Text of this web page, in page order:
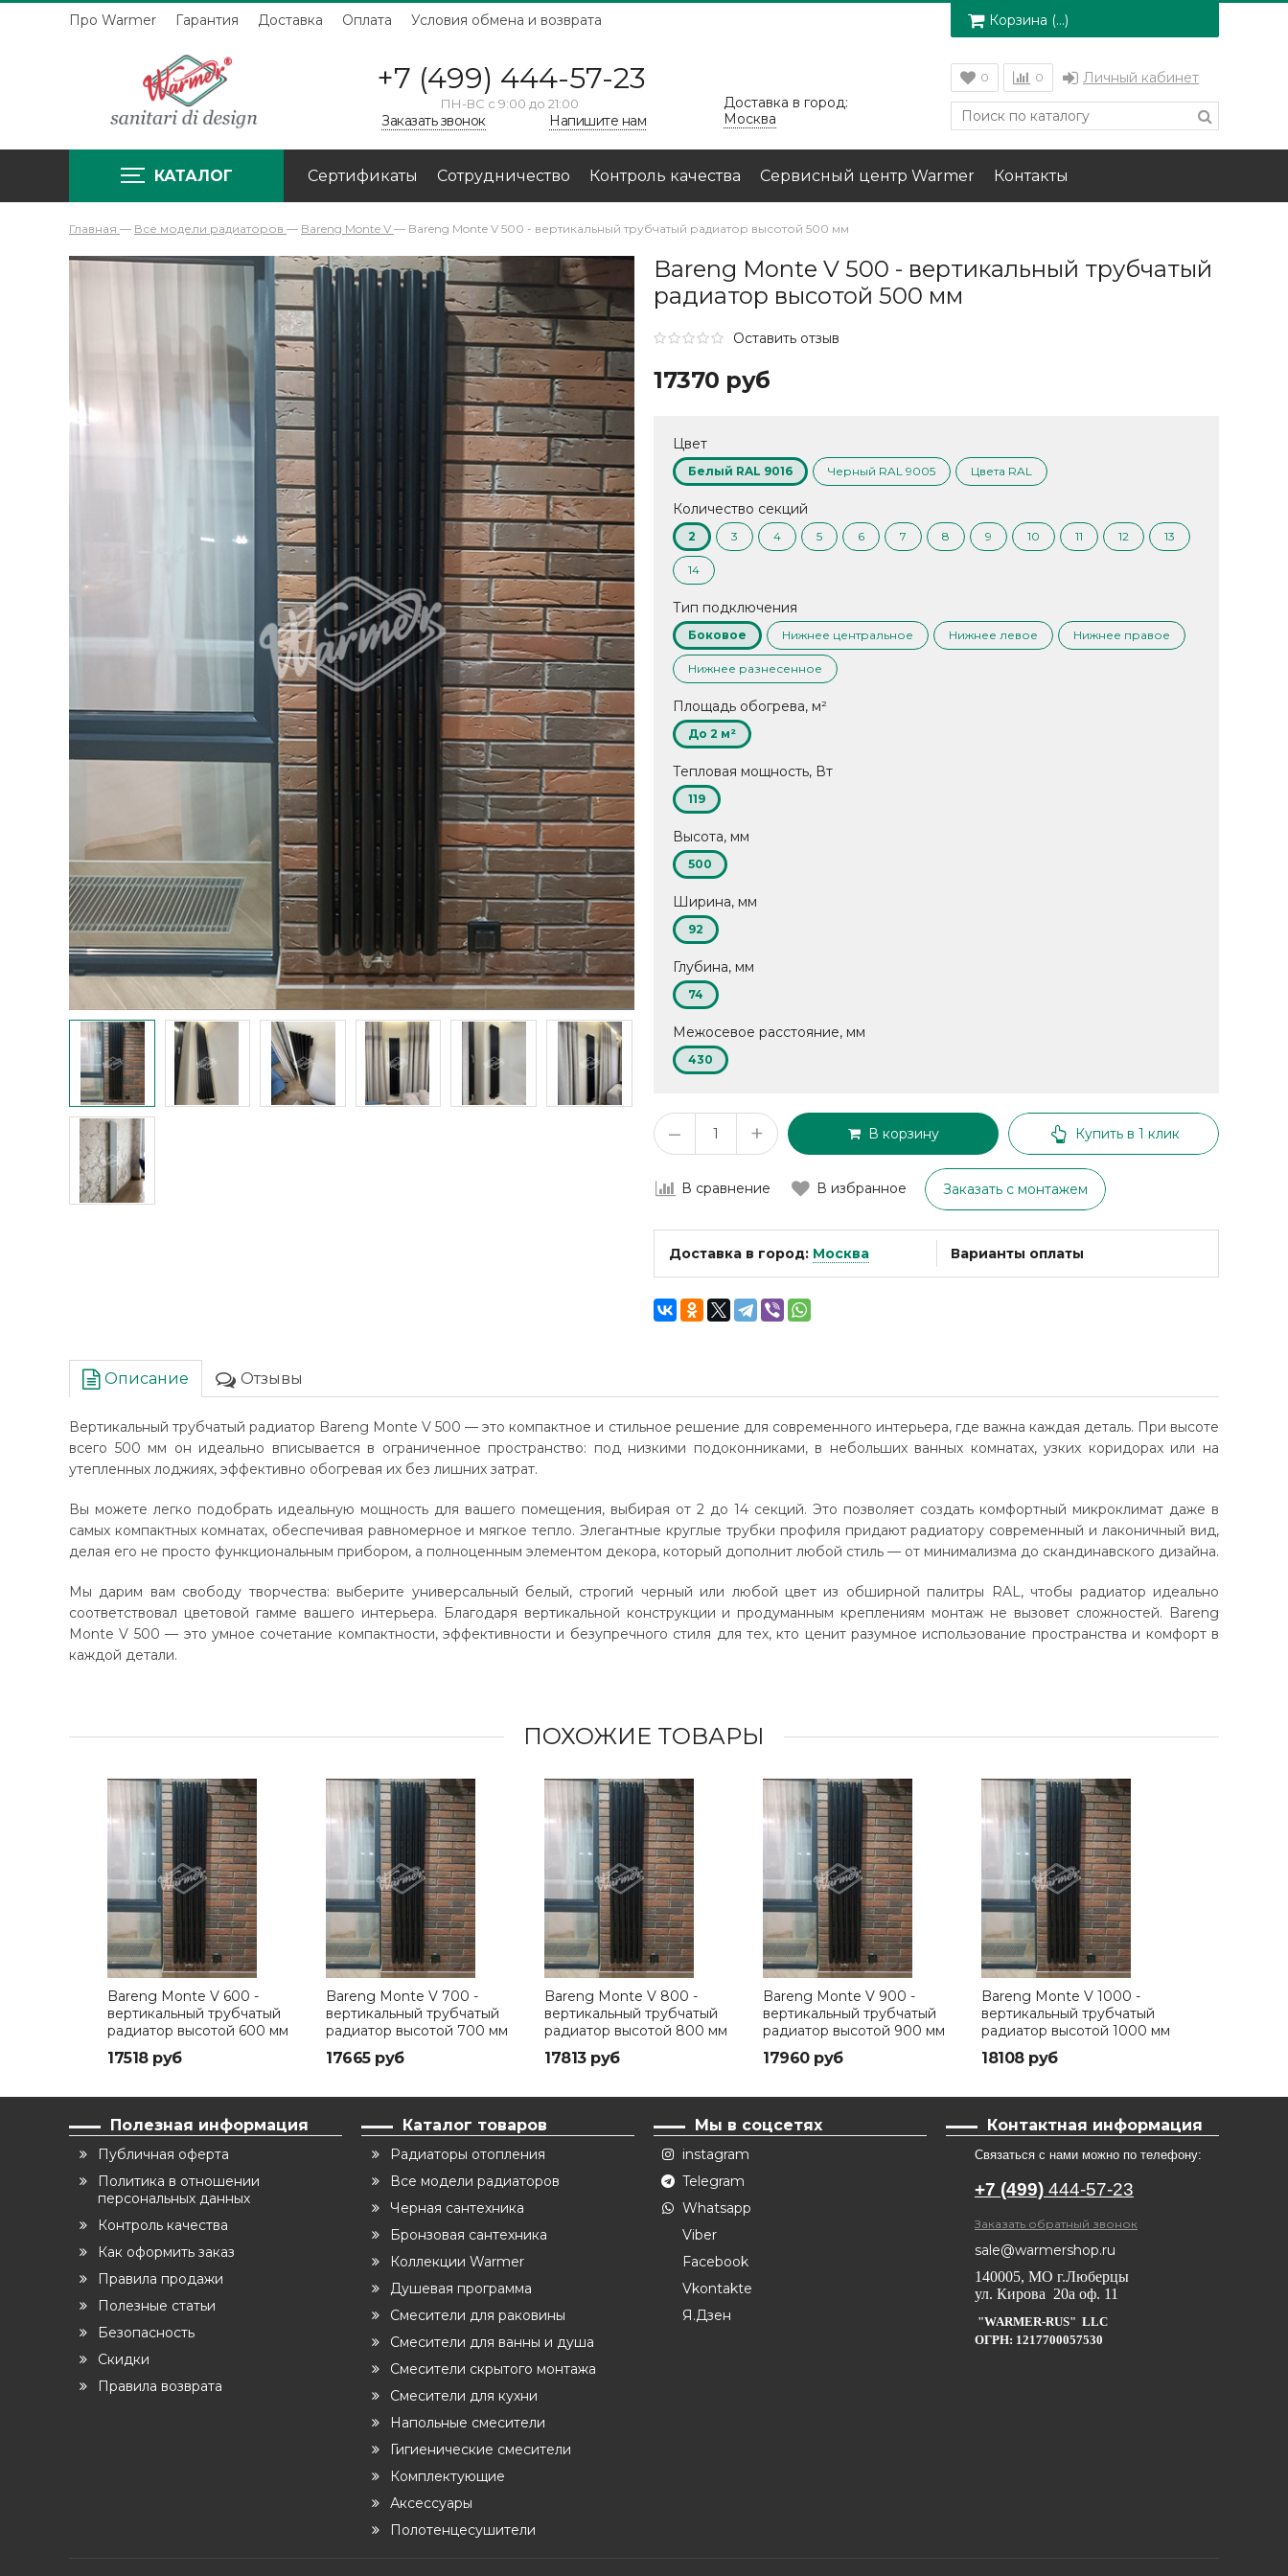
Про Warmer Гарантия Доставка Оплата Условия обмена и возврата Корзина (…)
+7 (499) 444-57-23
ПН-ВС с 9:00 до 21:00
Заказать звонок Напишите нам
Доставка в город:
Москва
0 0 Личный кабинет
КАТАЛОГ Сертификаты Сотрудничество Контроль качества Сервисный центр Warmer Контакты
Главная — Все модели радиаторов — Bareng Monte V — Bareng Monte V 500 - вертикальный трубчатый радиатор высотой 500 мм
Bareng Monte V 500 - вертикальный трубчатый
радиатор высотой 500 мм
Оставить отзыв
17370 руб
Цвет
Белый RAL 9016 Черный RAL 9005 Цвета RAL
Количество секций
2 3 4 5 6 7 8 9 10 11 12 13
14
Тип подключения
Боковое Нижнее центральное Нижнее левое Нижнее правое
Нижнее разнесенное
Площадь обогрева, м²
До 2 м²
Тепловая мощность, Вт
119
Высота, мм
500
Ширина, мм
92
Глубина, мм
74
Межосевое расстояние, мм
430
– + В корзину Купить в 1 клик
В сравнение В избранное Заказать с монтажем
Доставка в город: Москва Варианты оплаты
Описание Отзывы
Вертикальный трубчатый радиатор Bareng Monte V 500 — это компактное и стильное решение для современного интерьера, где важна каждая деталь. При высоте
всего 500 мм он идеально вписывается в ограниченное пространство: под низкими подоконниками, в небольших ванных комнатах, узких коридорах или на
утепленных лоджиях, эффективно обогревая их без лишних затрат.
Вы можете легко подобрать идеальную мощность для вашего помещения, выбирая от 2 до 14 секций. Это позволяет создать комфортный микроклимат даже в
самых компактных комнатах, обеспечивая равномерное и мягкое тепло. Элегантные круглые трубки профиля придают радиатору современный и лаконичный вид,
делая его не просто функциональным прибором, а полноценным элементом декора, который дополнит любой стиль — от минимализма до скандинавского дизайна.
Мы дарим вам свободу творчества: выберите универсальный белый, строгий черный или любой цвет из обширной палитры RAL, чтобы радиатор идеально
соответствовал цветовой гамме вашего интерьера. Благодаря вертикальной конструкции и продуманным креплениям монтаж не вызовет сложностей. Bareng
Monte V 500 — это умное сочетание компактности, эффективности и безупречного стиля для тех, кто ценит разумное использование пространства и комфорт в
каждой детали.
ПОХОЖИЕ ТОВАРЫ
Bareng Monte V 600 -
вертикальный трубчатый
радиатор высотой 600 мм
17518 руб
Bareng Monte V 700 -
вертикальный трубчатый
радиатор высотой 700 мм
17665 руб
Bareng Monte V 800 -
вертикальный трубчатый
радиатор высотой 800 мм
17813 руб
Bareng Monte V 900 -
вертикальный трубчатый
радиатор высотой 900 мм
17960 руб
Bareng Monte V 1000 -
вертикальный трубчатый
радиатор высотой 1000 мм
18108 руб
Полезная информация
Публичная оферта
Политика в отношении
персональных данных
Контроль качества
Как оформить заказ
Правила продажи
Полезные статьи
Безопасность
Скидки
Правила возврата
Каталог товаров
Радиаторы отопления
Все модели радиаторов
Черная сантехника
Бронзовая сантехника
Коллекции Warmer
Душевая программа
Смесители для раковины
Смесители для ванны и душа
Смесители скрытого монтажа
Смесители для кухни
Напольные смесители
Гигиенические смесители
Комплектующие
Аксессуары
Полотенцесушители
Мы в соцсетях
instagram
Telegram
Whatsapp
Viber
Facebook
Vkontakte
Я.Дзен
Контактная информация
Связаться с нами можно по телефону:
+7 (499) 444-57-23
Заказать обратный звонок
sale@warmershop.ru
140005, МО г.Люберцы
ул. Кирова 20а оф. 11
"WARMER-RUS" LLC
ОГРН: 1217700057530